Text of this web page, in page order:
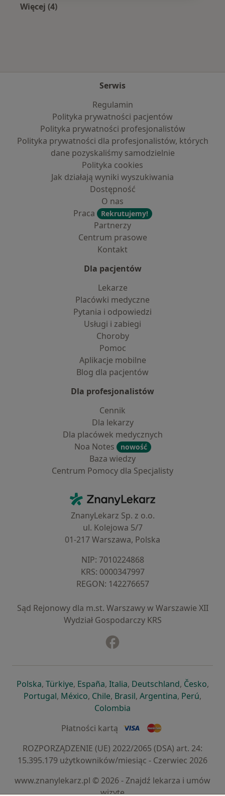
Więcej (4)
Serwis
Regulamin
Polityka prywatności pacjentów
Polityka prywatności profesjonalistów
Polityka prywatności dla profesjonalistów, których
dane pozyskaliśmy samodzielnie
Polityka cookies
Jak działają wyniki wyszukiwania
Dostępność
O nas
Praca
Rekrutujemy!
Partnerzy
Centrum prasowe
Kontakt
Dla pacjentów
Lekarze
Placówki medyczne
Pytania i odpowiedzi
Usługi i zabiegi
Choroby
Pomoc
Aplikacje mobilne
Blog dla pacjentów
Dla profesjonalistów
Cennik
Dla lekarzy
Dla placówek medycznych
Noa Notes
nowość
Baza wiedzy
Centrum Pomocy dla Specjalisty
ZnanyLekarz - Strona główna
ZnanyLekarz Sp. z o.o.
ul. Kolejowa 5/7
01-217 Warszawa, Polska
NIP: ⁠7010224868
KRS: ⁠0000347997
REGON: ⁠142276657
Sąd Rejonowy dla m.st. Warszawy w Warszawie XII
Wydział Gospodarczy KRS
Polskaotwiera się w nowej karcie
, Türkiyeotwiera się w nowej karcie
, Españaotwiera się w nowej karcie
, Italiaotwiera się w nowej
, Deutschlandotwiera się
, Česko,
Portugalotwiera się w nowej karcie
, Méxicootwiera się w nowej karcie
, Chileotwiera się w nowej karcie
, Brasilotwiera się w nowej
, Argentinaotwiera się
, Perú,
Colombia
Płatności kartą
ROZPORZĄDZENIE (UE) 2022/2065 (DSA) art. 24:
15.395.179 użytkowników/miesiąc - Czerwiec 2026
www.znanylekarz.pl © 2026 - Znajdź lekarza i umów
wizytę